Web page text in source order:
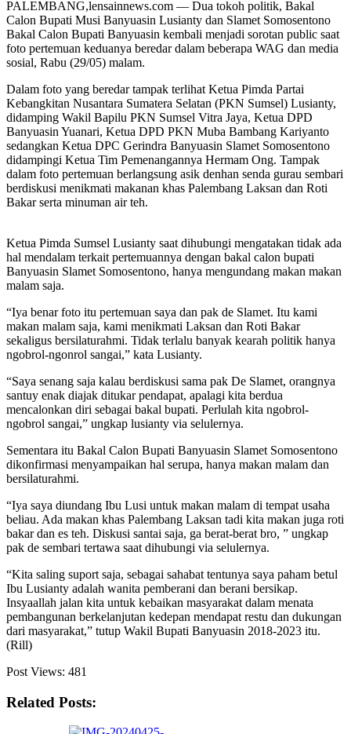
PALEMBANG,lensainnews.com — Dua tokoh politik, Bakal
Calon Bupati Musi Banyuasin Lusianty dan Slamet Somosentono
Bakal Calon Bupati Banyuasin kembali menjadi sorotan public saat
foto pertemuan keduanya beredar dalam beberapa WAG dan media
sosial, Rabu (29/05) malam.
Dalam foto yang beredar tampak terlihat Ketua Pimda Partai
Kebangkitan Nusantara Sumatera Selatan (PKN Sumsel) Lusianty,
didamping Wakil Bapilu PKN Sumsel Vitra Jaya, Ketua DPD
Banyuasin Yuanari, Ketua DPD PKN Muba Bambang Kariyanto
sedangkan Ketua DPC Gerindra Banyuasin Slamet Somosentono
didampingi Ketua Tim Pemenangannya Hermam Ong. Tampak
dalam foto pertemuan berlangsung asik denhan senda gurau sembari
berdiskusi menikmati makanan khas Palembang Laksan dan Roti
Bakar serta minuman air teh.
Ketua Pimda Sumsel Lusianty saat dihubungi mengatakan tidak ada
hal mendalam terkait pertemuannya dengan bakal calon bupati
Banyuasin Slamet Somosentono, hanya mengundang makan makan
malam saja.
“Iya benar foto itu pertemuan saya dan pak de Slamet. Itu kami
makan malam saja, kami menikmati Laksan dan Roti Bakar
sekaligus bersilaturahmi. Tidak terlalu banyak kearah politik hanya
ngobrol-ngonrol sangai,” kata Lusianty.
“Saya senang saja kalau berdiskusi sama pak De Slamet, orangnya
santuy enak diajak ditukar pendapat, apalagi kita berdua
mencalonkan diri sebagai bakal bupati. Perlulah kita ngobrol-
ngobrol sangai,” ungkap lusianty via selulernya.
Sementara itu Bakal Calon Bupati Banyuasin Slamet Somosentono
dikonfirmasi menyampaikan hal serupa, hanya makan malam dan
bersilaturahmi.
“Iya saya diundang Ibu Lusi untuk makan malam di tempat usaha
beliau. Ada makan khas Palembang Laksan tadi kita makan juga roti
bakar dan es teh. Diskusi santai saja, ga berat-berat bro, ” ungkap
pak de sembari tertawa saat dihubungi via selulernya.
“Kita saling suport saja, sebagai sahabat tentunya saya paham betul
Ibu Lusianty adalah wanita pemberani dan berani bersikap.
Insyaallah jalan kita untuk kebaikan masyarakat dalam menata
pembangunan berkelanjutan kedepan mendapat restu dan dukungan
dari masyarakat,” tutup Wakil Bupati Banyuasin 2018-2023 itu.
(Rill)
Post Views: 481
Related Posts: